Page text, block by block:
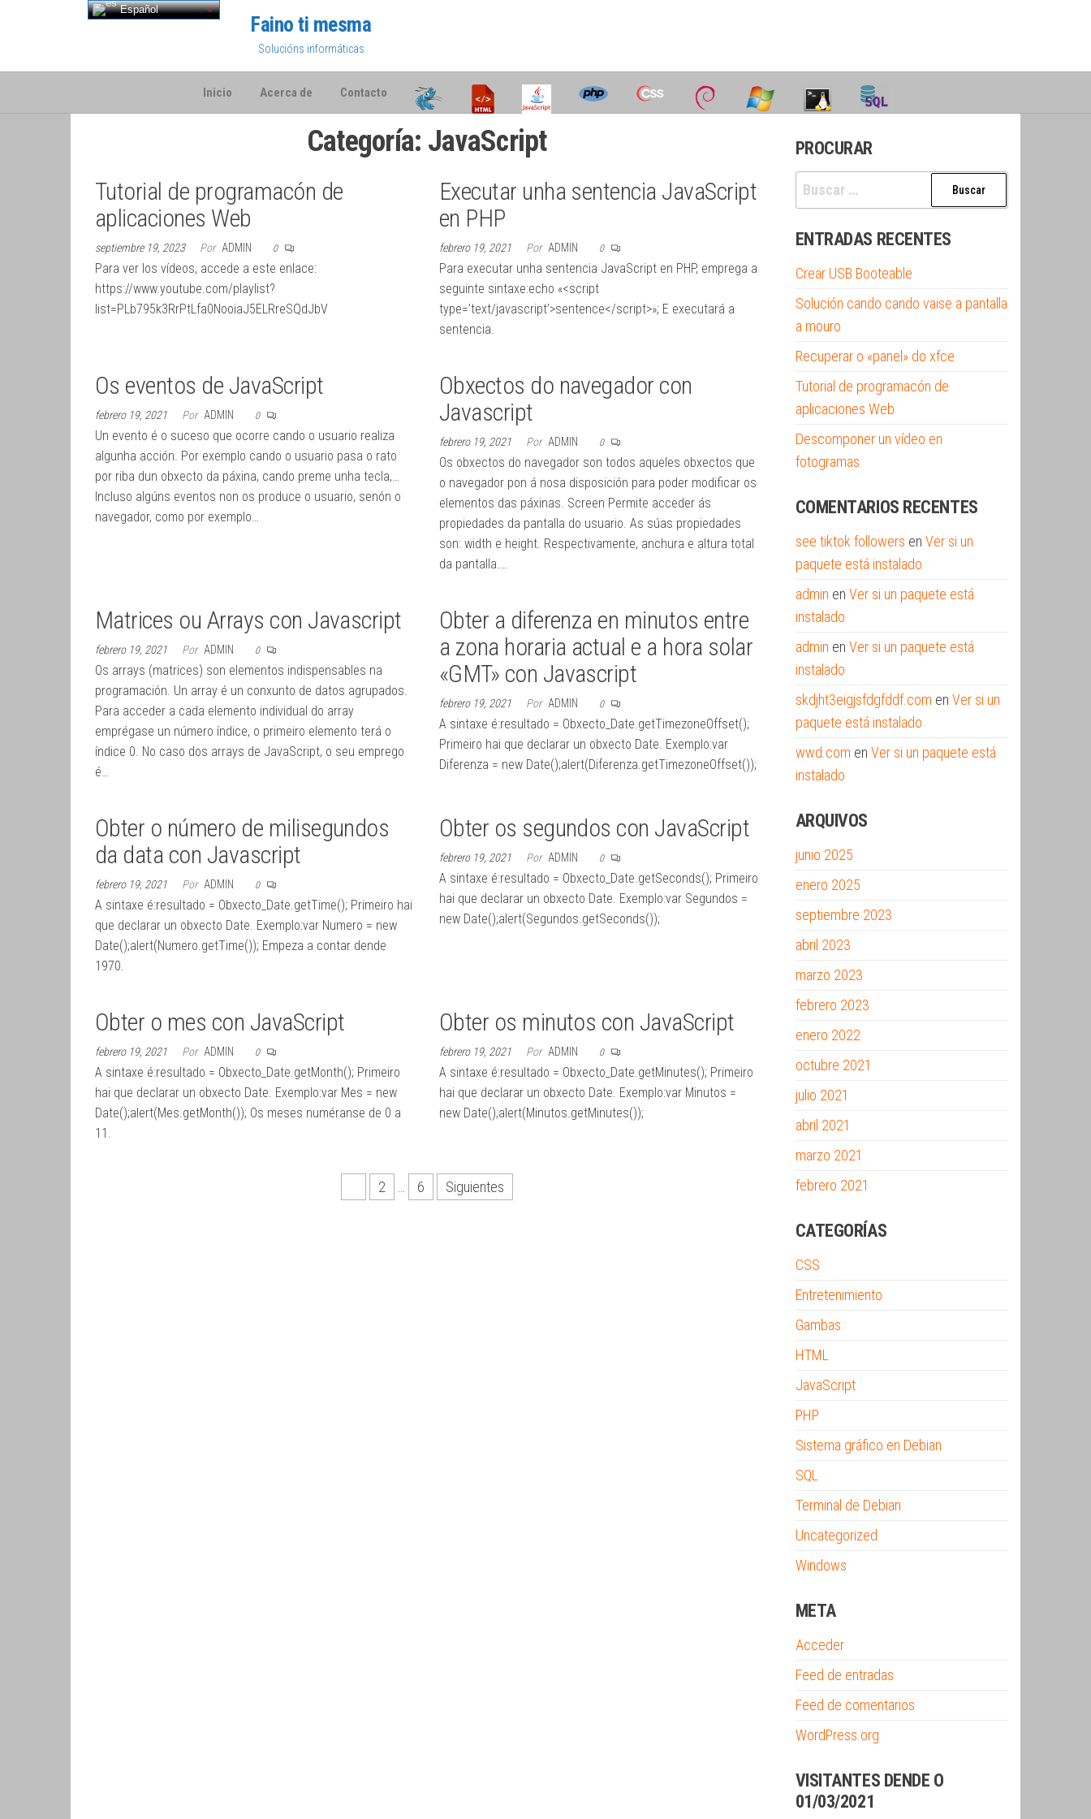
Faino ti mesma
Solucións informáticas
Inicio Acerca de Contacto
Categoría: JavaScript
Tutorial de programacón de
aplicaciones Web
septiembre 19, 2023 Por ADMIN 0
Para ver los vídeos, accede a este enlace:
https://www.youtube.com/playlist?
list=PLb795k3RrPtLfa0NooiaJ5ELRreSQdJbV
Executar unha sentencia JavaScript
en PHP
febrero 19, 2021 Por ADMIN 0
Para executar unha sentencia JavaScript en PHP, emprega a
seguinte sintaxe:echo «<script
type=’text/javascript’>sentence</script>»; E executará a
sentencia.
Os eventos de JavaScript
febrero 19, 2021 Por ADMIN 0
Un evento é o suceso que ocorre cando o usuario realiza
algunha acción. Por exemplo cando o usuario pasa o rato
por riba dun obxecto da páxina, cando preme unha tecla,…
Incluso algúns eventos non os produce o usuario, senón o
navegador, como por exemplo…
Obxectos do navegador con
Javascript
febrero 19, 2021 Por ADMIN 0
Os obxectos do navegador son todos aqueles obxectos que
o navegador pon á nosa disposición para poder modificar os
elementos das páxinas. Screen Permite acceder ás
propiedades da pantalla do usuario. As súas propiedades
son: width e height. Respectivamente, anchura e altura total
da pantalla.…
Matrices ou Arrays con Javascript
febrero 19, 2021 Por ADMIN 0
Os arrays (matrices) son elementos indispensables na
programación. Un array é un conxunto de datos agrupados.
Para acceder a cada elemento individual do array
emprégase un número índice, o primeiro elemento terá o
índice 0. No caso dos arrays de JavaScript, o seu emprego
é…
Obter a diferenza en minutos entre
a zona horaria actual e a hora solar
«GMT» con Javascript
febrero 19, 2021 Por ADMIN 0
A sintaxe é:resultado = Obxecto_Date.getTimezoneOffset();
Primeiro hai que declarar un obxecto Date. Exemplo:var
Diferenza = new Date();alert(Diferenza.getTimezoneOffset());
Obter o número de milisegundos
da data con Javascript
febrero 19, 2021 Por ADMIN 0
A sintaxe é:resultado = Obxecto_Date.getTime(); Primeiro hai
que declarar un obxecto Date. Exemplo:var Numero = new
Date();alert(Numero.getTime()); Empeza a contar dende
1970.
Obter os segundos con JavaScript
febrero 19, 2021 Por ADMIN 0
A sintaxe é:resultado = Obxecto_Date.getSeconds(); Primeiro
hai que declarar un obxecto Date. Exemplo:var Segundos =
new Date();alert(Segundos.getSeconds());
Obter o mes con JavaScript
febrero 19, 2021 Por ADMIN 0
A sintaxe é:resultado = Obxecto_Date.getMonth(); Primeiro
hai que declarar un obxecto Date. Exemplo:var Mes = new
Date();alert(Mes.getMonth()); Os meses numéranse de 0 a
11.
Obter os minutos con JavaScript
febrero 19, 2021 Por ADMIN 0
A sintaxe é:resultado = Obxecto_Date.getMinutes(); Primeiro
hai que declarar un obxecto Date. Exemplo:var Minutos =
new Date();alert(Minutos.getMinutes());
2 6 Siguientes
PROCURAR
Buscar:
ENTRADAS RECENTES
Crear USB Booteable
Solución cando cando vaise a pantalla
a mouro
Recuperar o «panel» do xfce
Tutorial de programacón de
aplicaciones Web
Descomponer un vídeo en
fotogramas
COMENTARIOS RECENTES
see tiktok followers en Ver si un
paquete está instalado
admin en Ver si un paquete está
instalado
admin en Ver si un paquete está
instalado
skdjht3eigjsfdgfddf.com en Ver si un
paquete está instalado
wwd.com en Ver si un paquete está
instalado
ARQUIVOS
junio 2025
enero 2025
septiembre 2023
abril 2023
marzo 2023
febrero 2023
enero 2022
octubre 2021
julio 2021
abril 2021
marzo 2021
febrero 2021
CATEGORÍAS
CSS
Entretenimiento
Gambas
HTML
JavaScript
PHP
Sistema gráfico en Debian
SQL
Terminal de Debian
Uncategorized
Windows
META
Acceder
Feed de entradas
Feed de comentarios
WordPress.org
VISITANTES DENDE O
01/03/2021
Español